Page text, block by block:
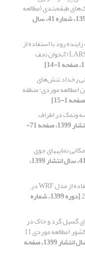
طبقه‌بندی (مطالعه
[دوره 1399، شماره 41، سال
رود با استفاده از
شاخص‌های پایداری و مدل‌های GMS و LARS-WG (آبخوان نجف
رخداد تنش‌های
(مطالعه موردی: منطقه
ونمک در اطراف
[دوره 1399، شماره 41، سال انتشار 1399، صفحه 71-
نمایه‏های جوی
[دوره 1399، شماره 41، سال انتشار 1399،
شبیه‌سازی توفان تندری با استفاده از مدل WRF در
[دوره 1399، شماره
گسیل گرد و خاک در
مدل WRF-Chem توفان شرق و جنوب‌شرق کشور (مطالعه موردی 11
[دوره 1399، شماره 43، سال انتشار 1399، صفحه